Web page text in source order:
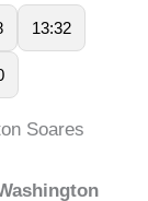
13:32
Soares